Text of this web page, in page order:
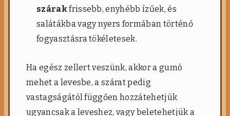
szárakfrissebb, enyhébb ízűek, és
salátákba vagy nyers formában történő
fogyasztásra tökéletesek.
Ha egész zellert veszünk, akkor a gumó
mehet a levesbe, a szárat pedig
vastagságától függően hozzátehetjük
ugyancsak a leveshez, vagy beletehetjük a